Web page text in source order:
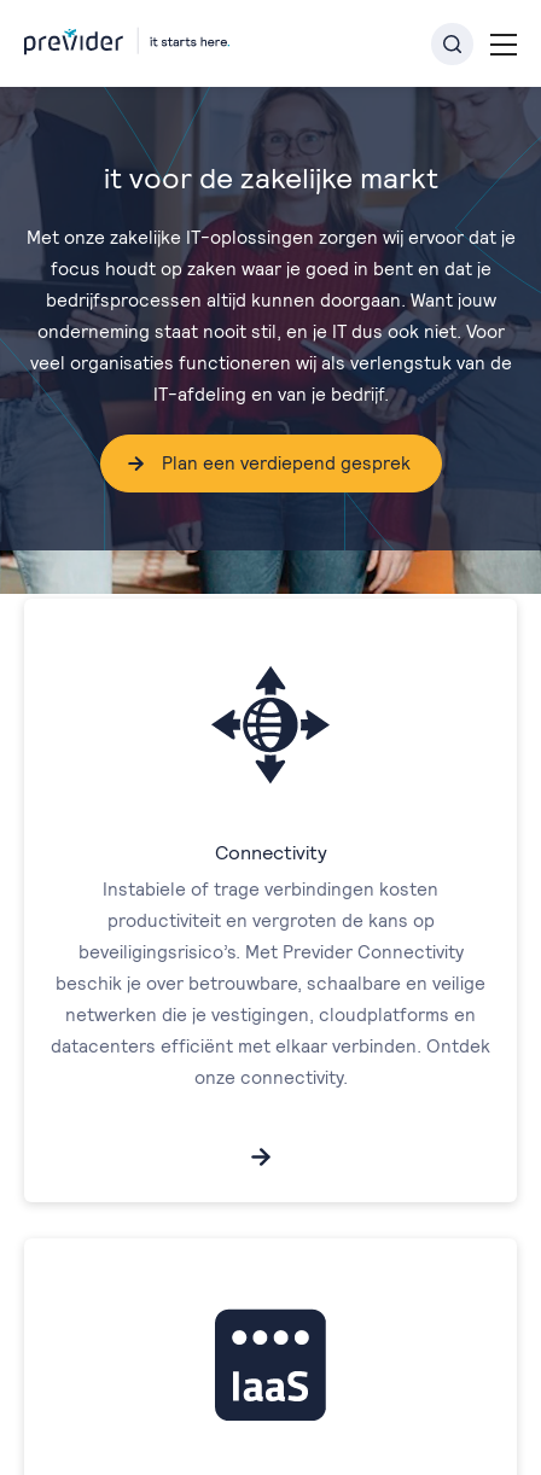
it voor de zakelijke markt
Met onze zakelijke IT-oplossingen zorgen wij ervoor dat je
focus houdt op zaken waar je goed in bent en dat je
bedrijfsprocessen altijd kunnen doorgaan. Want jouw
onderneming staat nooit stil, en je IT dus ook niet. Voor
veel organisaties functioneren wij als verlengstuk van de
IT-afdeling en van je bedrijf.
Plan een verdiepend gesprek
Connectivity
Instabiele of trage verbindingen kosten
productiviteit en vergroten de kans op
beveiligingsrisico’s. Met Previder Connectivity
beschik je over betrouwbare, schaalbare en veilige
netwerken die je vestigingen, cloudplatforms en
datacenters efficiënt met elkaar verbinden. Ontdek
onze connectivity.